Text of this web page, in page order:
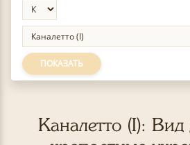
ПОКАЗАТЬ
Каналетто (I):